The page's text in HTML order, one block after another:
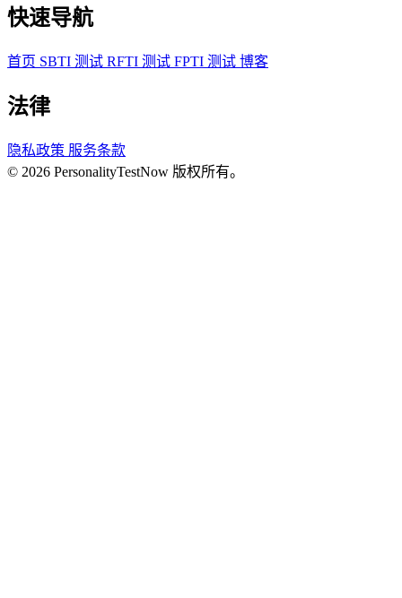
快速导航
首页 SBTI 测试 RFTI 测试 FPTI 测试 博客
法律
隐私政策 服务条款
© 2026 PersonalityTestNow 版权所有。